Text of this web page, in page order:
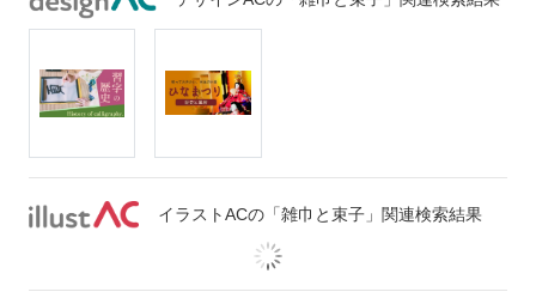
イラストACの「雑巾と束子」関連検索結果